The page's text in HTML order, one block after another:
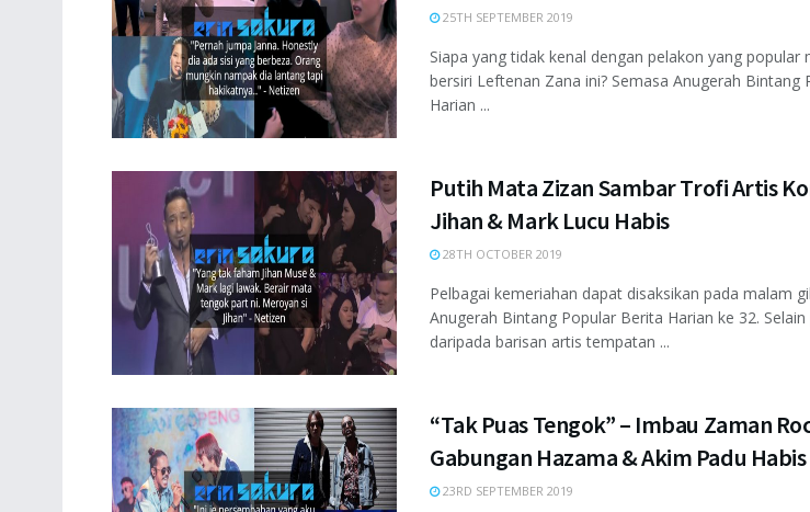
25TH SEPTEMBER 2019
Siapa yang tidak kenal dengan pelakon yang popular
bersiri Leftenan Zana ini? Semasa Anugerah Bintang
Harian ...
Putih Mata Zizan Sambar Trofi Artis
Jihan & Mark Lucu Habis
28TH OCTOBER 2019
Pelbagai kemeriahan dapat disaksikan pada malam
Anugerah Bintang Popular Berita Harian ke 32.
daripada barisan artis tempatan ...
“Tak Puas Tengok” – Imbau Zaman
Gabungan Hazama & Akim Padu Habis
23RD SEPTEMBER 2019